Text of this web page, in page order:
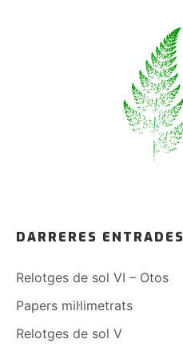
DARRERES ENTRADES
Relotges de sol VI – Otos
Papers mil·limetrats
Relotges de sol V